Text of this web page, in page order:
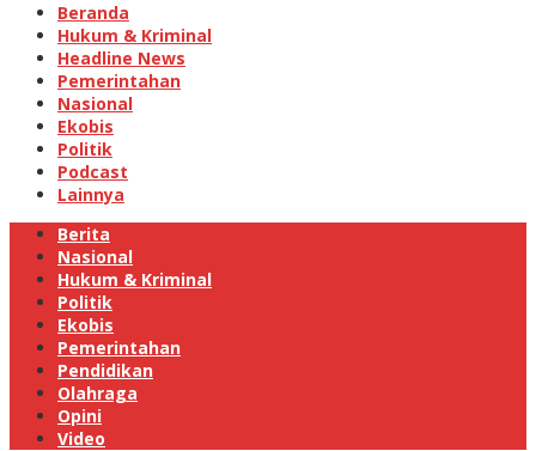
Beranda
Hukum & Kriminal
Headline News
Pemerintahan
Nasional
Ekobis
Politik
Podcast
Lainnya
Berita
Nasional
Hukum & Kriminal
Politik
Ekobis
Pemerintahan
Pendidikan
Olahraga
Opini
Video